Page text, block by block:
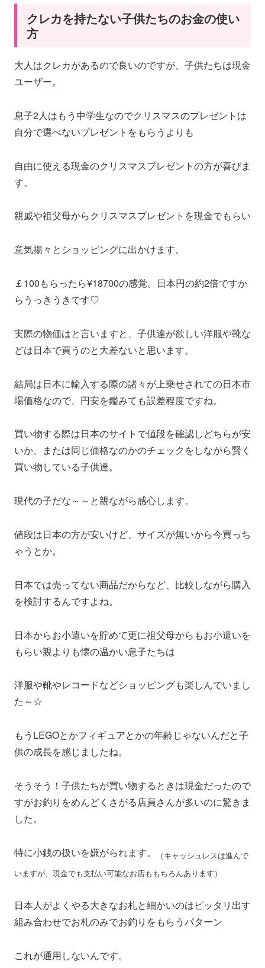
クレカを持たない子供たちのお金の使い
方
大人はクレカがあるので良いのですが、子供たちは現金
ユーザー。
息子2人はもう中学生なのでクリスマスのプレゼントは
自分で選べないプレゼントをもらうよりも
自由に使える現金のクリスマスプレゼントの方が喜びま
す。
親戚や祖父母からクリスマスプレゼントを現金でもらい
意気揚々とショッピングに出かけます。
￡100もらったら¥18700の感覚。日本円の約2倍ですか
らうっきうきです♡
実際の物価はと言いますと、子供達が欲しい洋服や靴な
どは日本で買うのと大差ないと思います。
結局は日本に輸入する際の諸々が上乗せされての日本市
場価格なので、円安を鑑みても誤差程度ですね。
買い物する際は日本のサイトで値段を確認しどちらが安
いか、または同じ価格なのかのチェックをしながら賢く
買い物している子供達。
現代の子だな～～と親ながら感心します。
値段は日本の方が安いけど、サイズが無いから今買っち
ゃうとか。
日本では売ってない商品だからなど、比較しながら購入
を検討するんですよね。
日本からお小遣いを貯めて更に祖父母からもお小遣いを
もらい親よりも懐の温かい息子たちは
洋服や靴やレコードなどショッピングも楽しんでいまし
た～☆
もうLEGOとかフィギュアとかの年齢じゃないんだと子
供の成長を感じましたね。
そうそう！子供たちが買い物するときは現金だったので
すがお釣りをめんどくさがる店員さんが多いのに驚きま
した。
特に小銭の扱いを嫌がられます。
（キャッシュレスは進んで
いますが、現金でも支払い可能なお店ももちろんあります）
日本人がよくやる大きなお札と細かいのはピッタリ出す
組み合わせでお札のみでお釣りをもらうパターン
これが通用しないんです。